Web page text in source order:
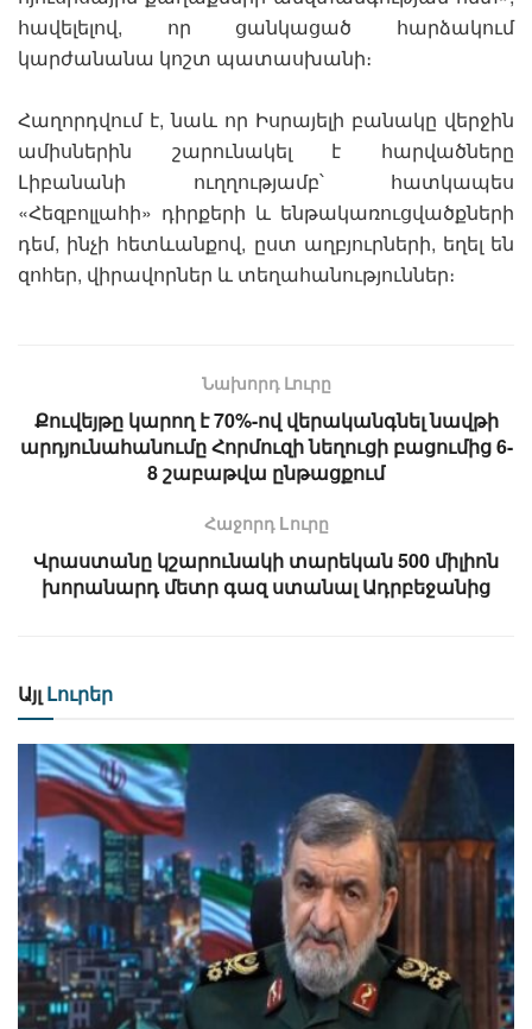
հավելելով, որ ցանկացած հարձակում
կարժանանա կոշտ պատասխանի։
Հաղորդվում է, նաև որ Իսրայելի բանակը վերջին
ամիսներին շարունակել է հարվածները
Լիբանանի ուղղությամբ՝ հատկապես
«Հեզբոլլահի» դիրքերի և ենթակառուցվածքների
դեմ, ինչի հետևանքով, ըստ աղբյուրների, եղել են
զոհեր, վիրավորներ և տեղահանություններ։
Նախորդ Լուրը
Քուվեյթը կարող է 70%-ով վերականգնել նավթի
արդյունահանումը Հորմուզի նեղուցի բացումից 6-
8 շաբաթվա ընթացքում
Հաջորդ Lուրը
Վրաստանը կշարունակի տարեկան 500 միլիոն
խորանարդ մետր գազ ստանալ Ադրբեջանից
Այլ Լուրեր